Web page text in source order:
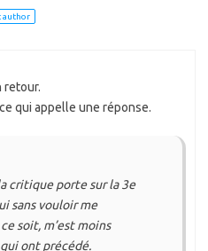
author
retour.
qui appelle une réponse.
critique porte sur la 3e
sans vouloir me
soit, m’est moins
ont précédé.